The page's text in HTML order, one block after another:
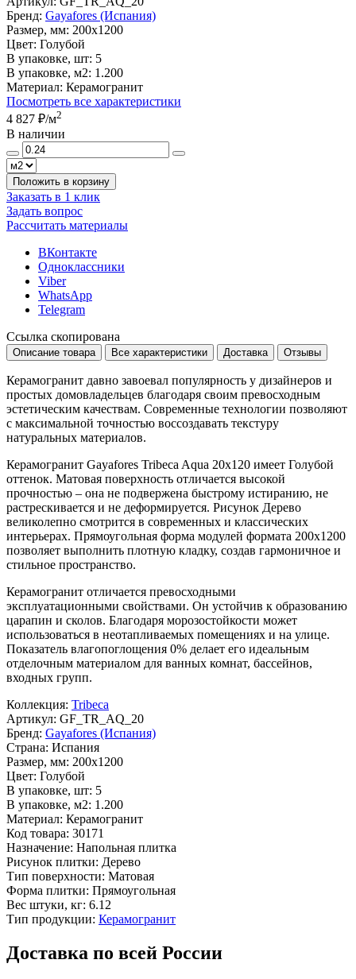
Бренд: Gayafores (Испания)
Размер, мм: 200x1200
Цвет: Голубой
В упаковке, шт: 5
В упаковке, м2: 1.200
Материал: Керамогранит
Посмотреть все характеристики
4 827 ₽/м2
В наличии
Положить в корзину
Заказать в 1 клик
Задать вопрос
Рассчитать материалы
ВКонтакте
Одноклассники
Viber
WhatsApp
Telegram
Ссылка скопирована
Описание товара Все характеристики Доставка Отзывы
Керамогранит давно завоевал популярность у дизайнеров и
простых домовладельцев благодаря своим превосходным
эстетическим качествам. Современные технологии позволяют
с максимальной точностью воссоздавать текстуру
натуральных материалов.
Керамогранит Gayafores Tribeca Aqua 20x120 имеет Голубой
оттенок. Матовая поверхность отличается высокой
прочностью – она не подвержена быстрому истиранию, не
растрескивается и не деформируется. Рисунок Дерево
великолепно смотрится в современных и классических
интерьерах. Прямоугольная форма модулей формата 200x1200
позволяет выполнить плотную кладку, создав гармоничное и
стильное пространство.
Керамогранит отличается превосходными
эксплуатационными свойствами. Он устойчив к образованию
царапин и сколов. Благодаря морозостойкости может
использоваться в неотапливаемых помещениях и на улице.
Показатель влагопоглощения 0% делает его идеальным
отделочным материалом для ванных комнат, бассейнов,
входных групп.
Коллекция: Tribeca
Артикул: GF_TR_AQ_20
Бренд: Gayafores (Испания)
Страна: Испания
Размер, мм: 200x1200
Цвет: Голубой
В упаковке, шт: 5
В упаковке, м2: 1.200
Материал: Керамогранит
Код товара: 30171
Назначение: Напольная плитка
Рисунок плитки: Дерево
Тип поверхности: Матовая
Форма плитки: Прямоугольная
Вес штуки, кг: 6.12
Тип продукции: Керамогранит
Доставка по всей России